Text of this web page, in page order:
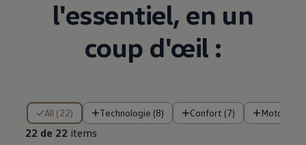
l'essentiel, en un
coup d'œil :
All (22) Technologie (8) Confort (7)
22 de 22 items
22 de 22 items